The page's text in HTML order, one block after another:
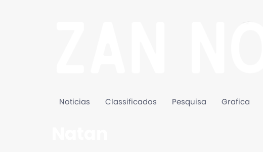
Noticias Classificados Pesquisa Grafica